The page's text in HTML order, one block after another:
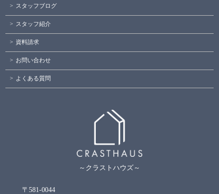
スタッフブログ
スタッフ紹介
資料請求
お問い合わせ
よくある質問
～クラストハウズ～
〒581-0044